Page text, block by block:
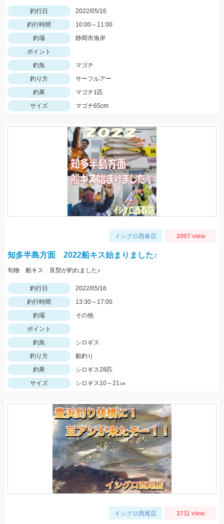
釣行日
2022/05/16
釣行時間
10:00～11:00
釣場
静岡市海岸
ポイント
釣魚
マゴチ
釣り方
サーフルアー
釣果
マゴチ1匹
サイズ
マゴチ65cm
イシグロ西春店 2007 view
知多半島方面 2022船キス始まりました♪
旬物 船キス 良型が釣れました♪
釣行日
2022/05/16
釣行時間
13:30～17:00
釣場
その他
ポイント
釣魚
シロギス
釣り方
船釣り
釣果
シロギス28匹
サイズ
シロギス10～21㎝
イシグロ西尾店 3711 view